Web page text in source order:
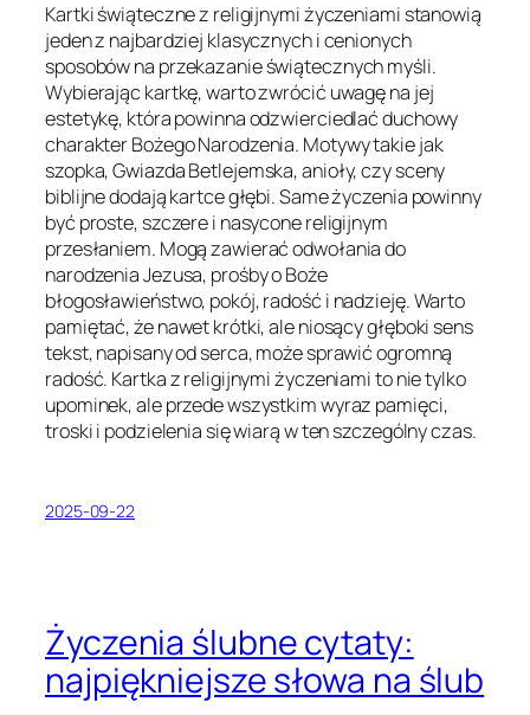
Kartki świąteczne z religijnymi życzeniami stanowią
jeden z najbardziej klasycznych i cenionych
sposobów na przekazanie świątecznych myśli.
Wybierając kartkę, warto zwrócić uwagę na jej
estetykę, która powinna odzwierciedlać duchowy
charakter Bożego Narodzenia. Motywy takie jak
szopka, Gwiazda Betlejemska, anioły, czy sceny
biblijne dodają kartce głębi. Same życzenia powinny
być proste, szczere i nasycone religijnym
przesłaniem. Mogą zawierać odwołania do
narodzenia Jezusa, prośby o Boże
błogosławieństwo, pokój, radość i nadzieję. Warto
pamiętać, że nawet krótki, ale niosący głęboki sens
tekst, napisany od serca, może sprawić ogromną
radość. Kartka z religijnymi życzeniami to nie tylko
upominek, ale przede wszystkim wyraz pamięci,
troski i podzielenia się wiarą w ten szczególny czas.
2025-09-22
Życzenia ślubne cytaty:
najpiękniejsze słowa na ślub